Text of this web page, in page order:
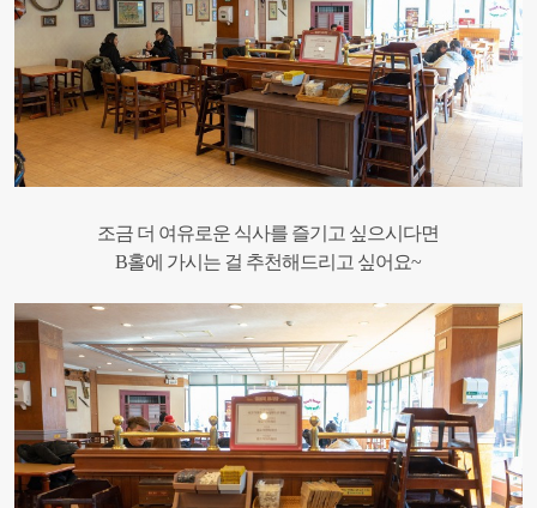
조금 더 여유로운 식사를 즐기고 싶으시다면
B홀에 가시는 걸 추천해드리고 싶어요~